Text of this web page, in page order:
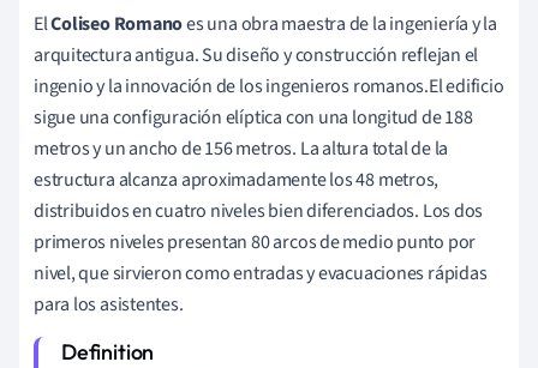
ElColiseo Romanoes una obra maestra de la ingeniería y la
arquitectura antigua. Su diseño y construcción reflejan el
ingenio y la innovación de los ingenieros romanos.El edificio
sigue una configuración elíptica con una longitud de 188
metros y un ancho de 156 metros. La altura total de la
estructura alcanza aproximadamente los 48 metros,
distribuidos en cuatro niveles bien diferenciados. Los dos
primeros niveles presentan 80 arcos de medio punto por
nivel, que sirvieron como entradas y evacuaciones rápidas
para los asistentes.